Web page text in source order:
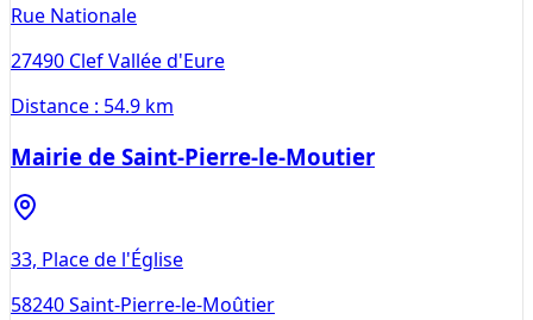
Rue Nationale
27490 Clef Vallée d'Eure
Distance : 54.9 km
Mairie de Saint-Pierre-le-Moutier
33, Place de l'Église
58240Saint-Pierre-le-Moûtier